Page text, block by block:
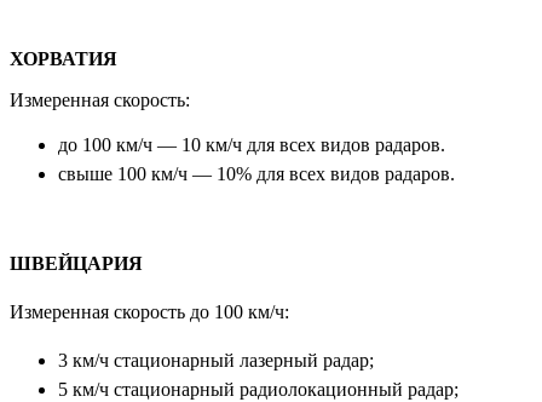
ХОРВАТИЯ
Измеренная скорость:
до 100 км/ч — 10 км/ч для всех видов радаров.
свыше 100 км/ч — 10% для всех видов радаров.
ШВЕЙЦАРИЯ
Измеренная скорость до 100 км/ч:
3 км/ч стационарный лазерный радар;
5 км/ч стационарный радиолокационный радар;